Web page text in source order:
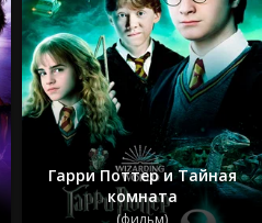
Гарри Поттер и Тайная
комната
(фильм)